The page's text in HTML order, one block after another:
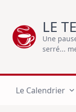
content
LE
Une
serré...
Le Calendrier